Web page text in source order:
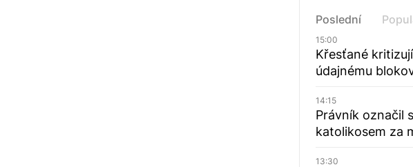
Poslední
15:00
Křesťané
údajnému
14:15
Právník označil
katolikosem za
13:30